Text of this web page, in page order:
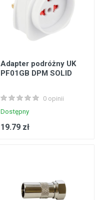
Adapter podróżny UK
PF01GB DPM SOLID
0 opinii
Dostępny
19.79 zł